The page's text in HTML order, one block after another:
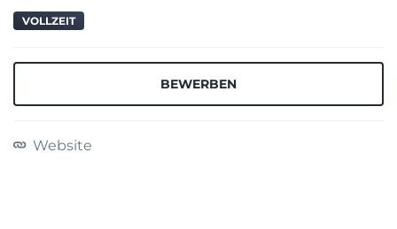
VOLLZEIT
BEWERBEN
Website